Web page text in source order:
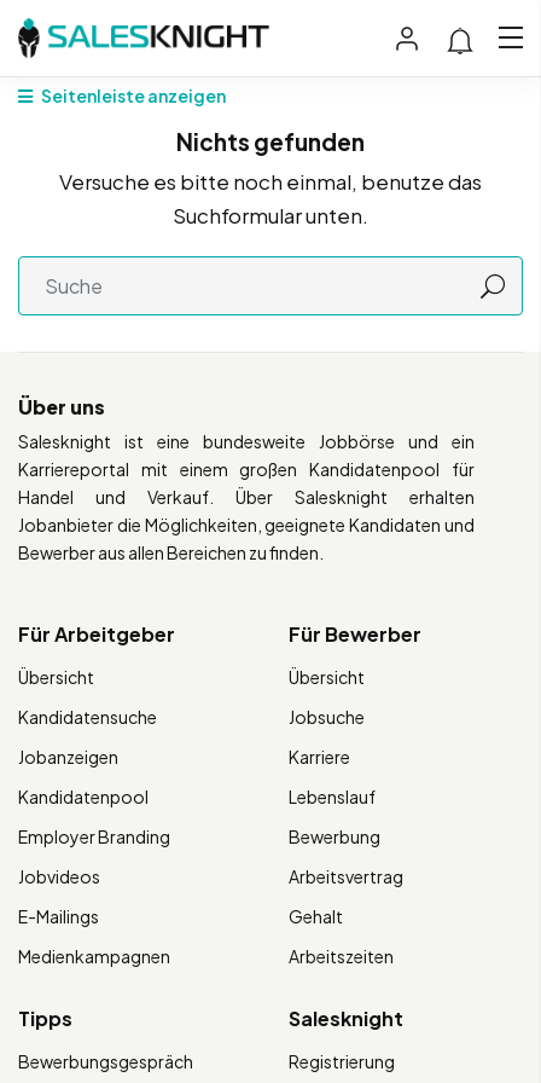
Seitenleiste anzeigen
Nichts gefunden
Versuche es bitte noch einmal, benutze das
Suchformular unten.
Über uns
Salesknight ist eine bundesweite Jobbörse und ein
Karriereportal mit einem großen Kandidatenpool für
Handel und Verkauf. Über Salesknight erhalten
Jobanbieter die Möglichkeiten, geeignete Kandidaten und
Bewerber aus allen Bereichen zu finden.
Für Arbeitgeber
Übersicht
Kandidatensuche
Jobanzeigen
Kandidatenpool
Employer Branding
Jobvideos
E-Mailings
Medienkampagnen
Für Bewerber
Übersicht
Jobsuche
Karriere
Lebenslauf
Bewerbung
Arbeitsvertrag
Gehalt
Arbeitszeiten
Tipps
Bewerbungsgespräch
Salesknight
Registrierung